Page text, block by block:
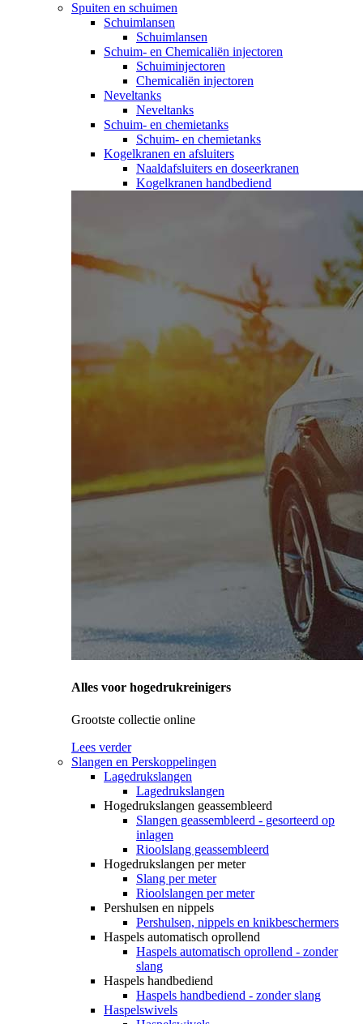
Spuiten en schuimen
Schuimlansen
Schuimlansen
Schuim- en Chemicaliën injectoren
Schuiminjectoren
Chemicaliën injectoren
Neveltanks
Neveltanks
Schuim- en chemietanks
Schuim- en chemietanks
Kogelkranen en afsluiters
Naaldafsluiters en doseerkranen
Kogelkranen handbediend
Alles voor hogedrukreinigers
Grootste collectie online
Lees verder
Slangen en Perskoppelingen
Lagedrukslangen
Lagedrukslangen
Hogedrukslangen geassembleerd
Slangen geassembleerd - gesorteerd op
inlagen
Rioolslang geassembleerd
Hogedrukslangen per meter
Slang per meter
Rioolslangen per meter
Pershulsen en nippels
Pershulsen, nippels en knikbeschermers
Haspels automatisch oprollend
Haspels automatisch oprollend - zonder
slang
Haspels handbediend
Haspels handbediend - zonder slang
Haspelswivels